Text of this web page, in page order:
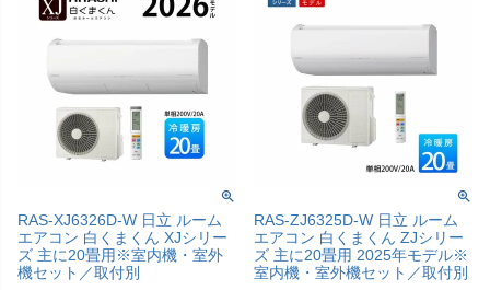
RAS-XJ6326D-W 日立 ルーム
エアコン 白くまくん XJシリー
ズ 主に20畳用※室内機・室外
機セット／取付別
RAS-ZJ6325D-W 日立 ルーム
エアコン 白くまくん ZJシリー
ズ 主に20畳用 2025年モデル※
室内機・室外機セット／取付別